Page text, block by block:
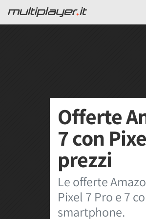
Offerte
7 con
prezzi
Le offerte
Pixel 7 Pro e 7
smartphone.